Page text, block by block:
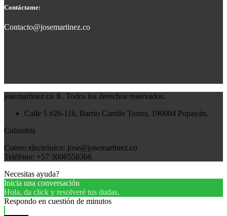
Contáctame:
Contacto@josemartinez.co
josemartinez.co ®. Todos los derechos reservados.
Calle 5 #26-116, Barrio Camilo Torres, 190004 Popayán,
Colombia
Correo electrónico: jose@josemartinez.co
Teléfono: +57 3006558366
Necesitas ayuda?
Inicia una conversación
Hola, da click y resolveré tus dudas.
Respondo en cuestión de minutos